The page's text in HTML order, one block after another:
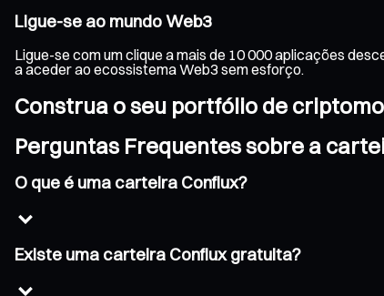
Ligue-se ao mundo Web3
Ligue-se com um clique a mais de 10 000 aplicações
a aceder ao ecossistema Web3 sem esforço.
Construa o seu portfólio de
Perguntas Frequentes sobre a
O que é uma carteira Conflux?
Existe uma carteira Conflux gratuita?